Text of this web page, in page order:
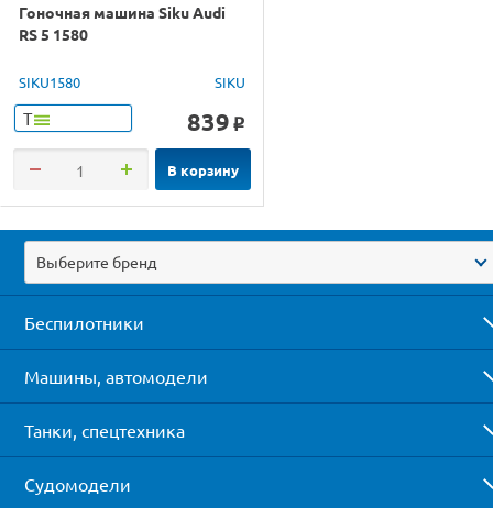
Гоночная машина Siku Audi
RS 5 1580
SIKU1580 SIKU
Т 839 o
В корзину
Выберите бренд
Беспилотники
Машины, автомодели
Танки, спецтехника
Судомодели